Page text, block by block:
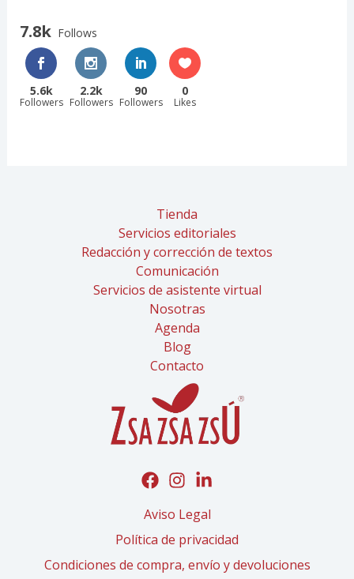
7.8k Follows
5.6k
Followers
2.2k
Followers
90
Followers
0
Likes
Tienda
Servicios editoriales
Redacción y corrección de textos
Comunicación
Servicios de asistente virtual
Nosotras
Agenda
Blog
Contacto
Aviso Legal
Política de privacidad
Condiciones de compra, envío y devoluciones